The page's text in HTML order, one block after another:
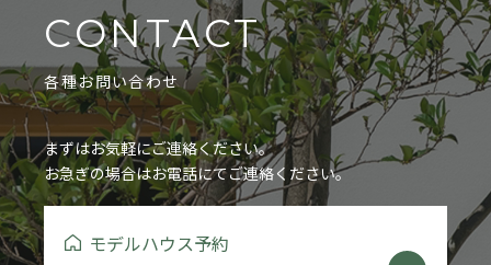
CONTACT
各種お問い合わせ
まずはお気軽にご連絡ください。
お急ぎの場合はお電話にてご連絡ください。
モデルハウス予約